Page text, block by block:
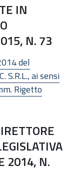
IN
N. 73
del
S.R.L., ai sensi
Rigetto
2014, N.